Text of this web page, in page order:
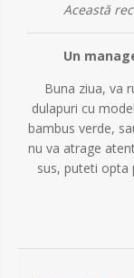
Această
Un
Buna ziua, va
dulapuri cu
bambus verde,
nu va atrage
sus, puteti opta